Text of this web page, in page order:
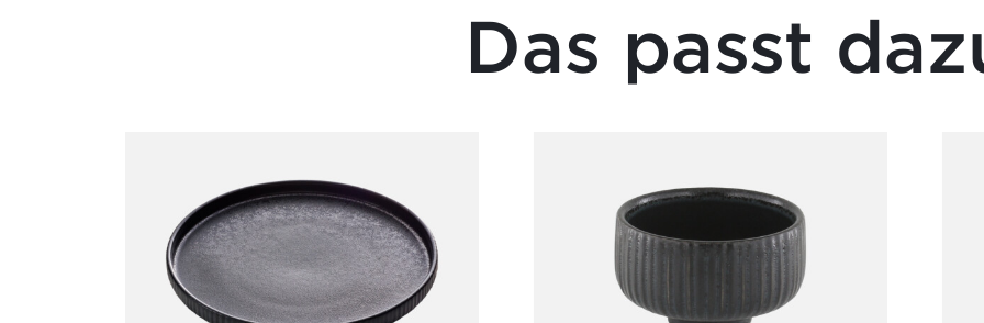
Das passt